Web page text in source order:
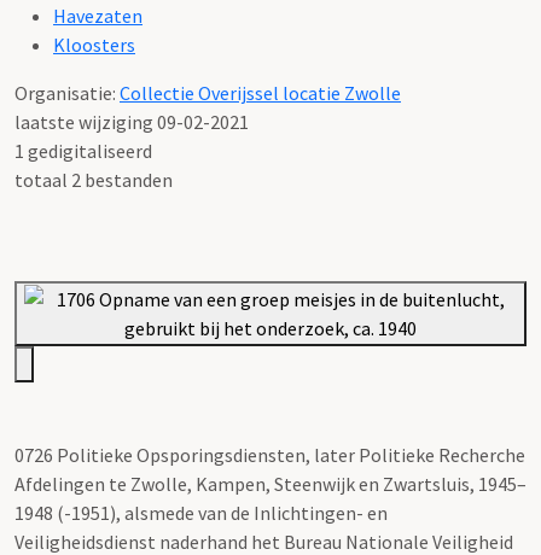
Havezaten
Kloosters
Organisatie: Collectie Overijssel locatie Zwolle
laatste wijziging 09-02-2021
1 gedigitaliseerd
totaal 2 bestanden
0726 Politieke Opsporingsdiensten, later Politieke Recherche
Afdelingen te Zwolle, Kampen, Steenwijk en Zwartsluis, 1945–
1948 (-1951), alsmede van de Inlichtingen- en
Veiligheidsdienst naderhand het Bureau Nationale Veiligheid